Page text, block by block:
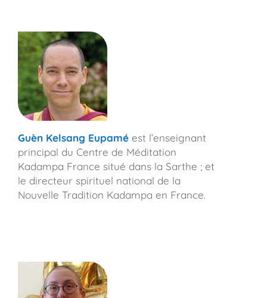
Guèn Kelsang Eupaméest l’enseignant
principal du Centre de Méditation
Kadampa France situé dans la Sarthe ; et
le directeur spirituel national de la
Nouvelle Tradition Kadampa en France.